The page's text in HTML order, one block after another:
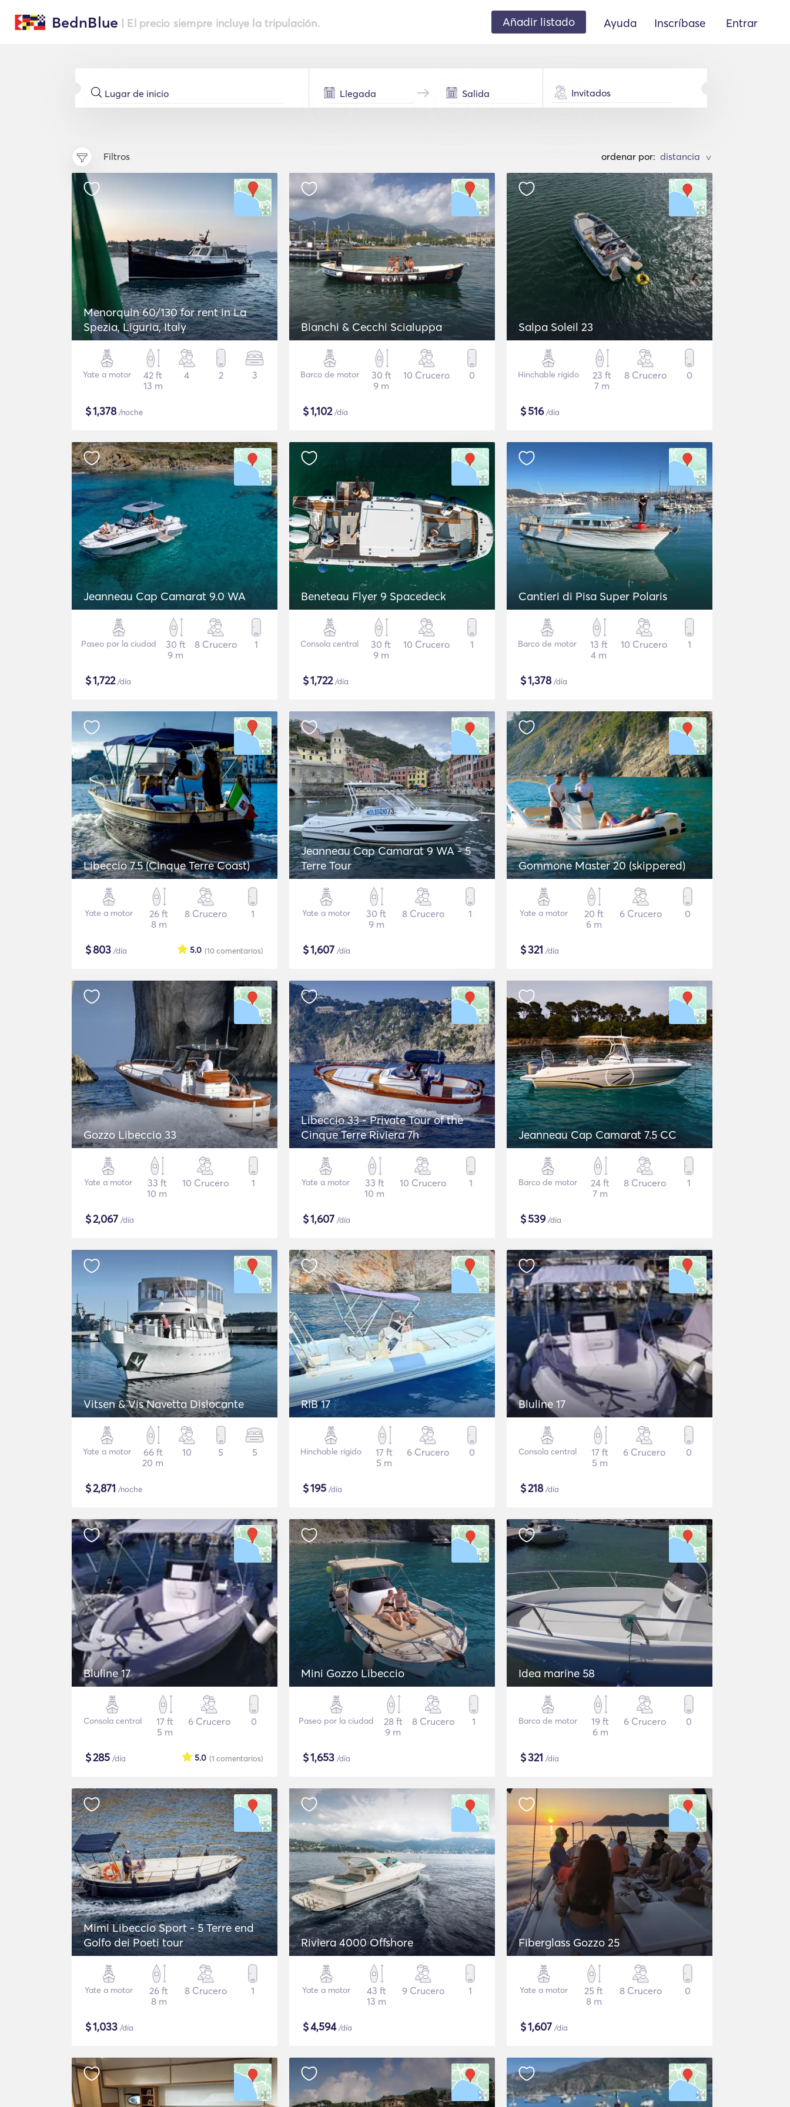
BednBlue | El precio siempre incluye la tripulación. Añadir listado Ayuda Inscríbase Entrar
Invitados
Filtros ordenar por: >
Menorquin 60/130 for rent in La
Spezia, Liguria, Italy
Yate a motor
42 ft
13 m
4 2 3
$1,378/noche
Bianchi & Cecchi Scialuppa
Barco de motor
30 ft
9 m
10 Crucero 0
$1,102/día
Salpa Soleil 23
Hinchable rígido
23 ft
7 m
8 Crucero 0
$516/día
Jeanneau Cap Camarat 9.0 WA
Paseo por la ciudad
30 ft
9 m
8 Crucero 1
$1,722/día
Beneteau Flyer 9 Spacedeck
Consola central
30 ft
9 m
10 Crucero 1
$1,722/día
Cantieri di Pisa Super Polaris
Barco de motor
13 ft
4 m
10 Crucero 1
$1,378/día
Libeccio 7.5 (Cinque Terre Coast)
Yate a motor
26 ft
8 m
8 Crucero 1
$803 /día (10comentarios)
5.0
Jeanneau Cap Camarat 9 WA - 5
Terre Tour
Yate a motor
30 ft
9 m
8 Crucero 1
$1,607 /día
Gommone Master 20 (skippered)
Yate a motor
20 ft
6 m
6 Crucero 0
$321 /día
Gozzo Libeccio 33
Yate a motor
33 ft
10 m
10 Crucero 1
$2,067 /día
Libeccio 33 - Private Tour of the
Cinque Terre Riviera 7h
Yate a motor
33 ft
10 m
10 Crucero 1
$1,607 /día
Jeanneau Cap Camarat 7.5 CC
Barco de motor
24 ft
7 m
8 Crucero 1
$539/día
Vitsen & Vis Navetta Dislocante
Yate a motor
66 ft
20 m
10 5 5
$2,871 /noche
RIB 17
Hinchable rígido
17 ft
5 m
6 Crucero 0
$195 /día
Bluline 17
Consola central
17 ft
5 m
6 Crucero 0
$218/día
Bluline 17
Consola central
17 ft
5 m
6 Crucero 0
$285 /día (1 comentarios)
5.0
Mini Gozzo Libeccio
Paseo por la ciudad
28 ft
9 m
8 Crucero 1
$1,653 /día
Idea marine 58
Barco de motor
19 ft
6 m
6 Crucero 0
$321 /día
Mimi Libeccio Sport - 5 Terre end
Golfo dei Poeti tour
Yate a motor
26 ft
8 m
8 Crucero 1
$1,033 /día
Riviera 4000 Offshore
Yate a motor
43 ft
13 m
9 Crucero 1
$4,594/día
Fiberglass Gozzo 25
Yate a motor
25 ft
8 m
8 Crucero 0
$1,607 /día